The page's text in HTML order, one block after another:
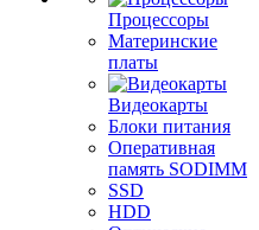
Процессоры
Материнские
платы
Видеокарты
Блоки питания
Оперативная
память SODIMM
SSD
HDD